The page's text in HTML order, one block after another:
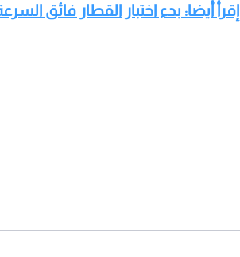
إقرأ أيضا: بدء اختبار القطار فائق